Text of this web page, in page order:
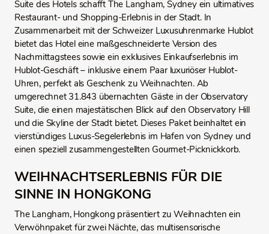
Suite des Hotels schafft The Langham, Sydney ein ultimatives
Restaurant- und Shopping-Erlebnis in der Stadt. In
Zusammenarbeit mit der Schweizer Luxusuhrenmarke Hublot
bietet das Hotel eine maßgeschneiderte Version des
Nachmittagstees sowie ein exklusives Einkaufserlebnis im
Hublot-Geschäft – inklusive einem Paar luxuriöser Hublot-
Uhren, perfekt als Geschenk zu Weihnachten. Ab
umgerechnet 31.843 übernachten Gäste in der Observatory
Suite, die einen majestätischen Blick auf den Observatory Hill
und die Skyline der Stadt bietet. Dieses Paket beinhaltet ein
vierstündiges Luxus-Segelerlebnis im Hafen von Sydney und
einen speziell zusammengestellten Gourmet-Picknickkorb.
WEIHNACHTSERLEBNIS FÜR DIE
SINNE IN HONGKONG
The Langham, Hongkong präsentiert zu Weihnachten ein
Verwöhnpaket für zwei Nächte, das multisensorische